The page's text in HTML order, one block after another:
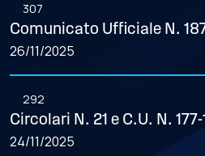
307
Comunicato Ufficiale N.
26/11/2025
292
Circolari N. 21 e C.U. N.
24/11/2025